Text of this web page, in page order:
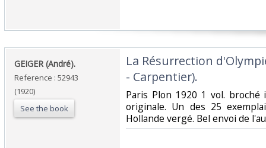
‎GEIGER (André).‎
Reference : 52943
(1920)
See the book
‎La Résurrection
- Carpentier).‎
‎Paris Plon 1920 1 vol.
originale. Un des 25
Hollande vergé. Bel envoi de